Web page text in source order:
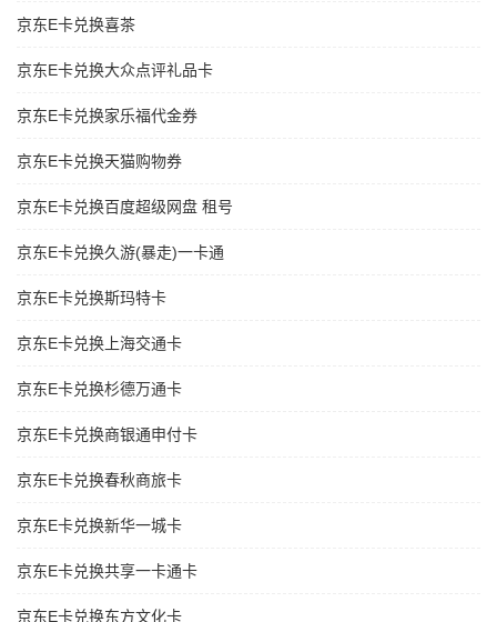
京东E卡兑换喜茶
京东E卡兑换大众点评礼品卡
京东E卡兑换家乐福代金券
京东E卡兑换天猫购物券
京东E卡兑换百度超级网盘 租号
京东E卡兑换久游(暴走)一卡通
京东E卡兑换斯玛特卡
京东E卡兑换上海交通卡
京东E卡兑换杉德万通卡
京东E卡兑换商银通申付卡
京东E卡兑换春秋商旅卡
京东E卡兑换新华一城卡
京东E卡兑换共享一卡通卡
京东E卡兑换东方文化卡